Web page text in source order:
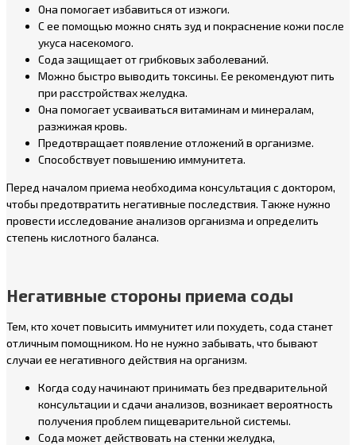
Она помогает избавиться от изжоги.
С ее помощью можно снять зуд и покраснение кожи после
укуса насекомого.
Сода защищает от грибковых заболеваний.
Можно быстро выводить токсины. Ее рекомендуют пить
при расстройствах желудка.
Она помогает усваиваться витаминам и минералам,
разжижая кровь.
Предотвращает появление отложений в организме.
Способствует повышению иммунитета.
Перед началом приема необходима консультация с доктором,
чтобы предотвратить негативные последствия. Также нужно
провести исследование анализов организма и определить
степень кислотного баланса.
Негативные стороны приема соды
Тем, кто хочет повысить иммунитет или похудеть, сода станет
отличным помощником. Но не нужно забывать, что бывают
случаи ее негативного действия на организм.
Когда соду начинают принимать без предварительной
консультации и сдачи анализов, возникает вероятность
получения проблем пищеварительной системы.
Сода может действовать на стенки желудка,